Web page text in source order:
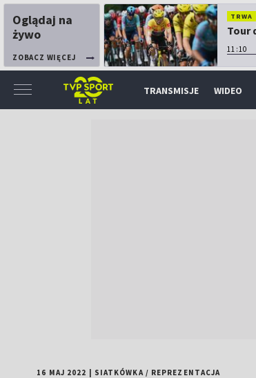
Oglądaj na
żywo
ZOBACZ WIĘCEJ
TRWA
Tour
11:10
TRANSMISJE WIDEO
16 MAJ 2022 SIATKÓWKA/ REPREZENTACJA